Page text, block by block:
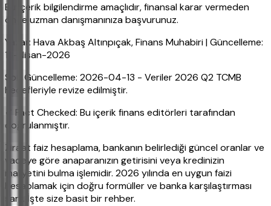
Bu içerik bilgilendirme amaçlıdır, finansal karar vermeden
önce uzman danışmanınıza başvurunuz.
Yazar: Hava Akbaş Altınpıçak, Finans Muhabiri | Güncelleme:
13-Nisan-2026
Son Güncelleme: 2026-04-13 - Veriler 2026 Q2 TCMB
hedefleriyle revize edilmiştir.
✔ Fact Checked: Bu içerik finans editörleri tarafından
doğrulanmıştır.
Ziraat faiz hesaplama, bankanın belirlediği güncel oranlar ve
vadeye göre anaparanızın getirisini veya kredinizin
maliyetini bulma işlemidir. 2026 yılında en uygun faizi
hesaplamak için doğru formüller ve banka karşılaştırması
şart. İşte size basit bir rehber.